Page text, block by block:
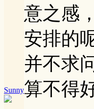
Sunny
意之感
安排的
并不求
算不得